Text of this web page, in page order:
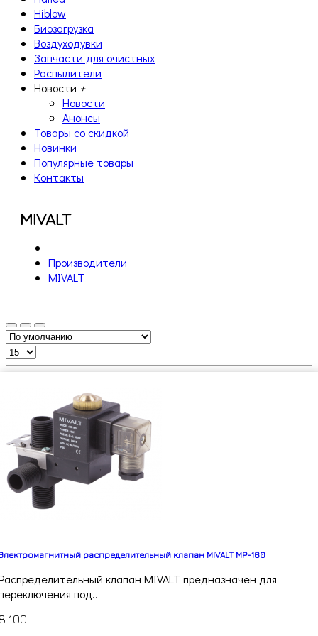
Hiblow
Биозагрузка
Воздуходувки
Запчасти для очистных
Распылители
Новости +
Новости
Анонсы
Товары со скидкой
Новинки
Популярные товары
Контакты
MIVALT
Производители
MIVALT
распределительный клапан MIVALT MP-160
клапан MIVALT предназначен для
под..
100